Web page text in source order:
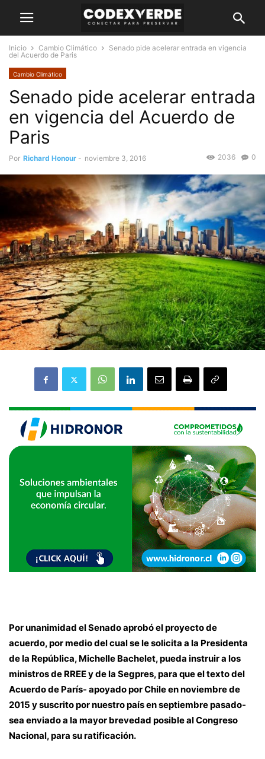
Inicio Cambio Climático
Senado pide acelerar entrada en vigencia
del Acuerdo de Paris
Cambio Climático
Senado pide acelerar entrada
en vigencia del Acuerdo de
Paris
Por Richard Honour - noviembre 3, 2016 0
2036
Por unanimidad el Senado aprobó el proyecto de
acuerdo, por medio del cual se le solicita a la Presidenta
de la República, Michelle Bachelet, pueda instruir a los
ministros de RREE y de la Segpres, para que el texto del
Acuerdo de París- apoyado por Chile en noviembre de
2015 y suscrito por nuestro país en septiembre pasado-
sea enviado a la mayor brevedad posible al Congreso
Nacional, para su ratificación.